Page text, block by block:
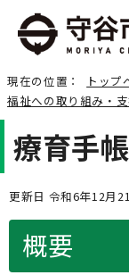
現在の位置： トップ
福祉への取り組み・
療育手帳
更新日 令和6年12月
概要